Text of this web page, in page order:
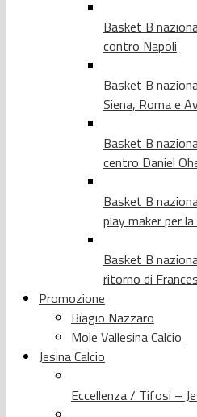
Basket B
contro Napoli
Basket B
Siena, Roma e
Basket B
centro Daniel
Basket B
play maker per
Basket B
ritorno di
Promozione
Biagio Nazzaro
Moie Vallesina Calcio
Jesina Calcio
Eccellenza / Tifosi –